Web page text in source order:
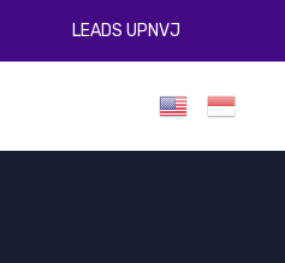
LEADS UPNVJ